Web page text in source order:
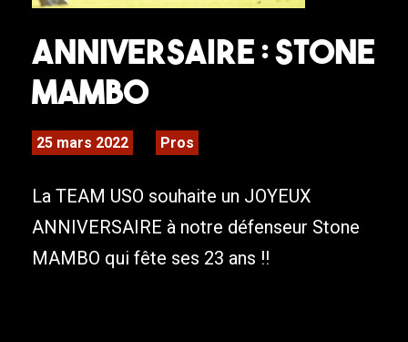
Anniversaire : Stone
MAMBO
25 mars 2022 Pros
La TEAM USO souhaite un JOYEUX
ANNIVERSAIRE à notre défenseur Stone
MAMBO qui fête ses 23 ans !!